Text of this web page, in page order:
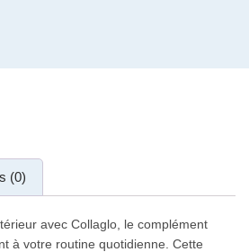
(0)
avec Collaglo, le complément
à votre routine quotidienne. Cette